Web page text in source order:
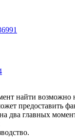
найти возможно
предоставить
два главных